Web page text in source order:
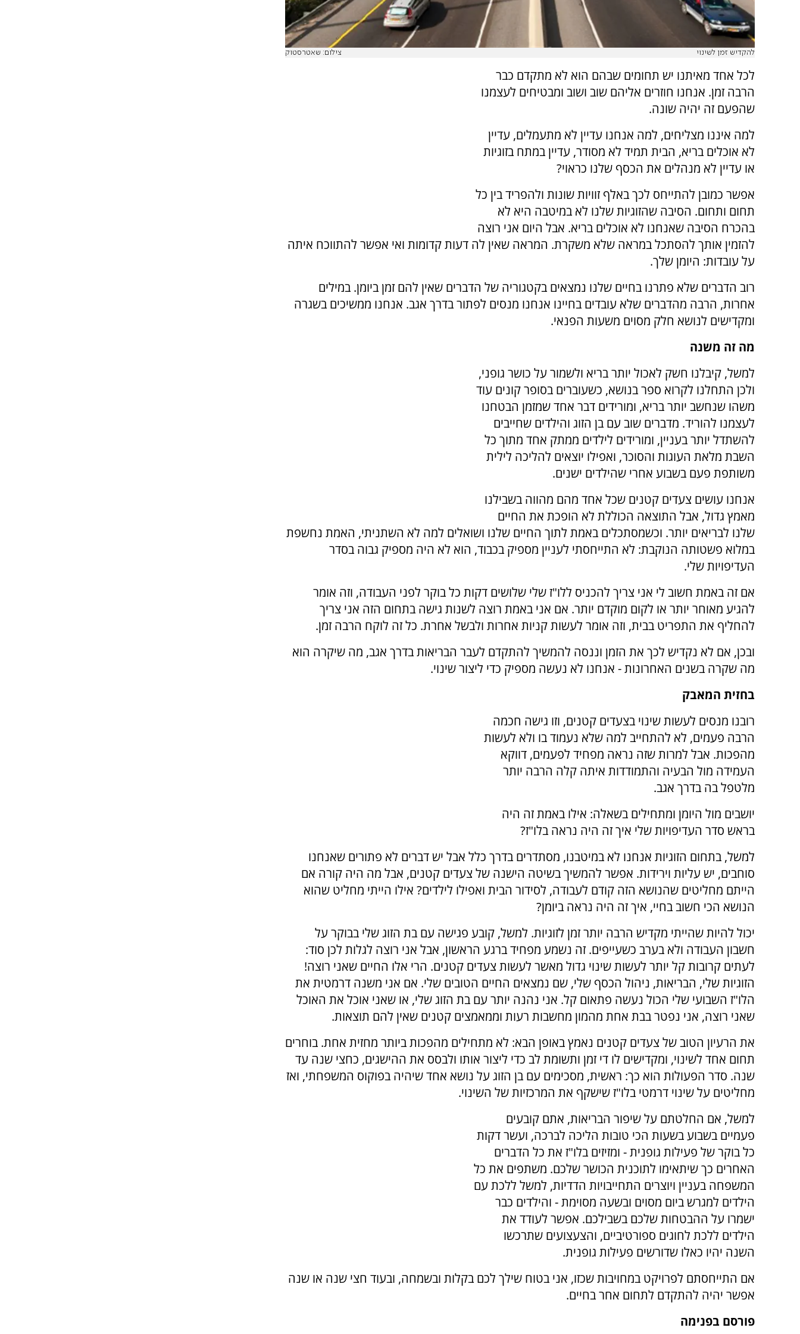
להקדיש זמן לשינוי צילום: שאטרסטוק
לכל אחד מאיתנו יש תחומים שבהם הוא לא מתקדם כבר
הרבה זמן. אנחנו חוזרים אליהם שוב ושוב ומבטיחים לעצמנו
שהפעם זה יהיה שונה.
למה איננו מצליחים, למה אנחנו עדיין לא מתעמלים, עדיין
לא אוכלים בריא, הבית תמיד לא מסודר, עדיין במתח בזוגיות
או עדיין לא מנהלים את הכסף שלנו כראוי?
אפשר כמובן להתייחס לכך באלף זוויות שונות ולהפריד בין כל
תחום ותחום. הסיבה שהזוגיות שלנו לא במיטבה היא לא
בהכרח הסיבה שאנחנו לא אוכלים בריא. אבל היום אני רוצה
להזמין אותך להסתכל במראה שלא משקרת. המראה שאין לה דעות קדומות ואי אפשר להתווכח איתה
על עובדות: היומן שלך.
רוב הדברים שלא פתרנו בחיים שלנו נמצאים בקטגוריה של הדברים שאין להם זמן ביומן. במילים
אחרות, הרבה מהדברים שלא עובדים בחיינו אנחנו מנסים לפתור בדרך אגב. אנחנו ממשיכים בשגרה
ומקדישים לנושא חלק מסוים משעות הפנאי.
מה זה משנה
למשל, קיבלנו חשק לאכול יותר בריא ולשמור על כושר גופני,
ולכן התחלנו לקרוא ספר בנושא, כשעוברים בסופר קונים עוד
משהו שנחשב יותר בריא, ומורידים דבר אחד שמזמן הבטחנו
לעצמנו להוריד. מדברים שוב עם בן הזוג והילדים שחייבים
להשתדל יותר בעניין, ומורידים לילדים ממתק אחד מתוך כל
השבת מלאת העוגות והסוכר, ואפילו יוצאים להליכה לילית
משותפת פעם בשבוע אחרי שהילדים ישנים.
אנחנו עושים צעדים קטנים שכל אחד מהם מהווה בשבילנו
מאמץ גדול, אבל התוצאה הכוללת לא הופכת את החיים
שלנו לבריאים יותר. וכשמסתכלים באמת לתוך החיים שלנו ושואלים למה לא השתניתי, האמת נחשפת
במלוא פשטותה הנוקבת: לא התייחסתי לעניין מספיק בכבוד, הוא לא היה מספיק גבוה בסדר
העדיפויות שלי.
אם זה באמת חשוב לי אני צריך להכניס ללו"ז שלי שלושים דקות כל בוקר לפני העבודה, וזה אומר
להגיע מאוחר יותר או לקום מוקדם יותר. אם אני באמת רוצה לשנות גישה בתחום הזה אני צריך
להחליף את התפריט בבית, וזה אומר לעשות קניות אחרות ולבשל אחרת. כל זה לוקח הרבה זמן.
ובכן, אם לא נקדיש לכך את הזמן וננסה להמשיך להתקדם לעבר הבריאות בדרך אגב, מה שיקרה הוא
מה שקרה בשנים האחרונות - אנחנו לא נעשה מספיק כדי ליצור שינוי.
בחזית המאבק
רובנו מנסים לעשות שינוי בצעדים קטנים, וזו גישה חכמה
הרבה פעמים, לא להתחייב למה שלא נעמוד בו ולא לעשות
מהפכות. אבל למרות שזה נראה מפחיד לפעמים, דווקא
העמידה מול הבעיה והתמודדות איתה קלה הרבה יותר
מלטפל בה בדרך אגב.
יושבים מול היומן ומתחילים בשאלה: אילו באמת זה היה
בראש סדר העדיפויות שלי איך זה היה נראה בלו"ז?
למשל, בתחום הזוגיות אנחנו לא במיטבנו, מסתדרים בדרך כלל אבל יש דברים לא פתורים שאנחנו
סוחבים, יש עליות וירידות. אפשר להמשיך בשיטה הישנה של צעדים קטנים, אבל מה היה קורה אם
הייתם מחליטים שהנושא הזה קודם לעבודה, לסידור הבית ואפילו לילדים? אילו הייתי מחליט שהוא
הנושא הכי חשוב בחיי, איך זה היה נראה ביומן?
יכול להיות שהייתי מקדיש הרבה יותר זמן לזוגיות. למשל, קובע פגישה עם בת הזוג שלי בבוקר על
חשבון העבודה ולא בערב כשעייפים. זה נשמע מפחיד ברגע הראשון, אבל אני רוצה לגלות לכן סוד:
לעתים קרובות קל יותר לעשות שינוי גדול מאשר לעשות צעדים קטנים. הרי אלו החיים שאני רוצה!
הזוגיות שלי, הבריאות, ניהול הכסף שלי, שם נמצאים החיים הטובים שלי. אם אני משנה דרמטית את
הלו"ז השבועי שלי הכול נעשה פתאום קל. אני נהנה יותר עם בת הזוג שלי, או שאני אוכל את האוכל
שאני רוצה, אני נפטר בבת אחת מהמון מחשבות רעות וממאמצים קטנים שאין להם תוצאות.
את הרעיון הטוב של צעדים קטנים נאמץ באופן הבא: לא מתחילים מהפכות ביותר מחזית אחת. בוחרים
תחום אחד לשינוי, ומקדישים לו די זמן ותשומת לב כדי ליצור אותו ולבסס את ההישגים, כחצי שנה עד
שנה. סדר הפעולות הוא כך: ראשית, מסכימים עם בן הזוג על נושא אחד שיהיה בפוקוס המשפחתי, ואז
מחליטים על שינוי דרמטי בלו"ז שישקף את המרכזיות של השינוי.
למשל, אם החלטתם על שיפור הבריאות, אתם קובעים
פעמיים בשבוע בשעות הכי טובות הליכה לברכה, ועשר דקות
כל בוקר של פעילות גופנית - ומזיזים בלו"ז את כל הדברים
האחרים כך שיתאימו לתוכנית הכושר שלכם. משתפים את כל
המשפחה בעניין ויוצרים התחייבויות הדדיות, למשל ללכת עם
הילדים למגרש ביום מסוים ובשעה מסוימת - והילדים כבר
ישמרו על ההבטחות שלכם בשבילכם. אפשר לעודד את
הילדים ללכת לחוגים ספורטיביים, והצעצועים שתרכשו
השנה יהיו כאלו שדורשים פעילות גופנית.
אם התייחסתם לפרויקט במחויבות שכזו, אני בטוח שילך לכם בקלות ובשמחה, ובעוד חצי שנה או שנה
אפשר יהיה להתקדם לתחום אחר בחיים.
פורסם בפנימה